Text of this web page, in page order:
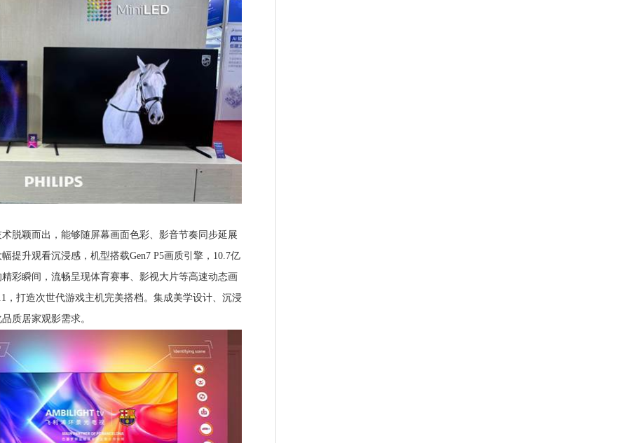
颖而出，能够随屏幕画面色彩、影音节奏同步延展
提升观看沉浸感，机型搭载Gen7 P5画质引擎，10.7亿
彩瞬间，流畅呈现体育赛事、影视大片等高速动态画
，打造次世代游戏主机完美搭档。集成美学设计、沉浸
质居家观影需求。